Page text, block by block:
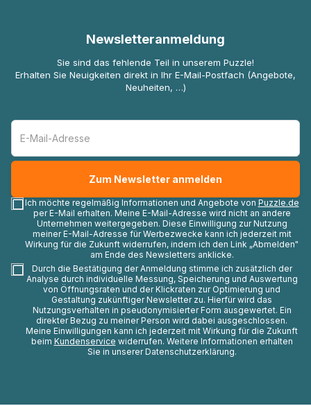
Newsletteranmeldung
Sie sind das fehlende Teil in unserem Puzzle!
Erhalten Sie Neuigkeiten direkt in Ihr E-Mail-Postfach (Angebote,
Neuheiten, …)
Ich möchte regelmäßig Informationen und Angebote von Puzzle.de
per E-Mail erhalten. Meine E-Mail-Adresse wird nicht an andere
Unternehmen weitergegeben. Diese Einwilligung zur Nutzung
meiner E-Mail-Adresse für Werbezwecke kann ich jederzeit mit
Wirkung für die Zukunft widerrufen, indem ich den Link „Abmelden"
am Ende des Newsletters anklicke.
Durch die Bestätigung der Anmeldung stimme ich zusätzlich der
Analyse durch individuelle Messung, Speicherung und Auswertung
von Öffnungsraten und der Klickraten zur Optimierung und
Gestaltung zukünftiger Newsletter zu. Hierfür wird das
Nutzungsverhalten in pseudonymisierter Form ausgewertet. Ein
direkter Bezug zu meiner Person wird dabei ausgeschlossen.
Meine Einwilligungen kann ich jederzeit mit Wirkung für die Zukunft
beim Kundenservice widerrufen. Weitere Informationen erhalten
Sie in unserer Datenschutzerklärung.